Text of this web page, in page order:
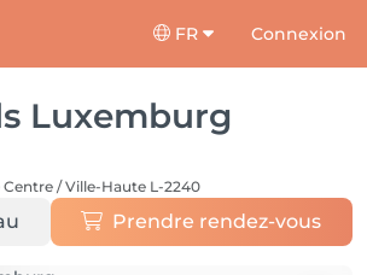
FR Connexion
Luxemburg
Centre / Ville-Haute L-2240
Prendre rendez-vous